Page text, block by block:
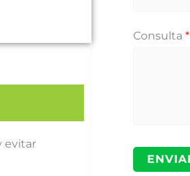
evitar
Consulta *